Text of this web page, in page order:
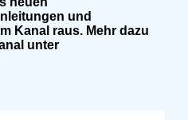
und
Kanal raus. Mehr dazu
unter